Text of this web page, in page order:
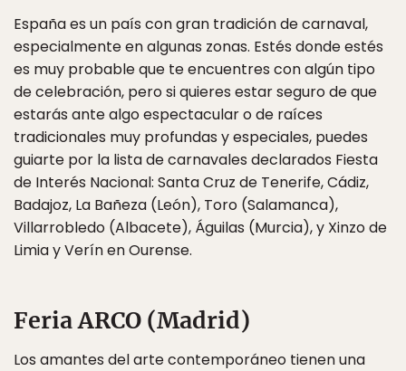
España es un país con gran tradición de carnaval,
especialmente en algunas zonas. Estés donde estés
es muy probable que te encuentres con algún tipo
de celebración, pero si quieres estar seguro de que
estarás ante algo espectacular o de raíces
tradicionales muy profundas y especiales, puedes
guiarte por la lista de carnavales declarados Fiesta
de Interés Nacional: Santa Cruz de Tenerife, Cádiz,
Badajoz, La Bañeza (León), Toro (Salamanca),
Villarrobledo (Albacete), Águilas (Murcia), y Xinzo de
Limia y Verín en Ourense.
Feria ARCO (Madrid)
Los amantes del arte contemporáneo tienen una